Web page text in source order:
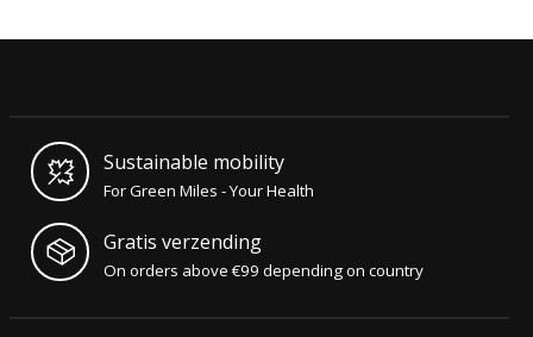
Sustainable mobility
For Green Miles - Your Health
Gratis verzending
On orders above €99 depending on country